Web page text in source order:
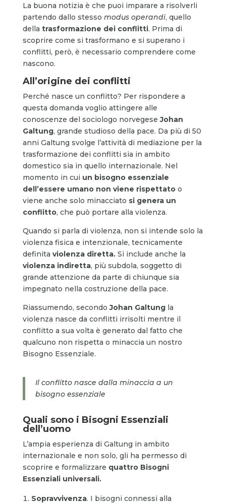
La buona notizia è che puoi imparare a risolverli
partendo dallo stesso modus operandi, quello
della trasformazione dei conflitti. Prima di
scoprire come si trasformano e si superano i
conflitti, però, è necessario comprendere come
nascono.
All’origine dei conflitti
Perché nasce un conflitto? Per rispondere a
questa domanda voglio attingere alle
conoscenze del sociologo norvegeseJohan
Galtung, grande studioso della pace. Da più di 50
anni Galtung svolge l’attività di mediazione per la
trasformazione dei conflitti sia in ambito
domestico sia in quello internazionale. Nel
momento in cui un bisogno essenziale
dell’essere umano non viene rispettato o
viene anche solo minacciato si genera un
conflitto, che può portare alla violenza.
Quando si parla di violenza, non si intende solo la
violenza fisica e intenzionale, tecnicamente
definita violenza diretta. Si include anche la
violenza indiretta, più subdola, soggetto di
grande attenzione da parte di chiunque sia
impegnato nella costruzione della pace.
Riassumendo, secondoJohan Galtungla
violenza nasce da conflitti irrisolti mentre il
conflitto a sua volta è generato dal fatto che
qualcuno non rispetta o minaccia un nostro
Bisogno Essenziale.
Il conflitto nasce dalla minaccia a un
bisogno essenziale
Quali sono i Bisogni Essenziali
dell’uomo
L’ampia esperienza di Galtung in ambito
internazionale e non solo, gli ha permesso di
scoprire e formalizzare quattro Bisogni
Essenziali universali.
Sopravvivenza. I bisogni connessi alla